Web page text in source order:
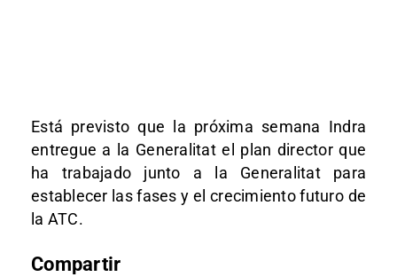
Está previsto que la próxima semana Indra
entregue a la Generalitat el plan director que
ha trabajado junto a la Generalitat para
establecer las fases y el crecimiento futuro de
la ATC.
Compartir